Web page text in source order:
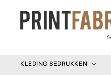
KLEDING BEDRUKKEN